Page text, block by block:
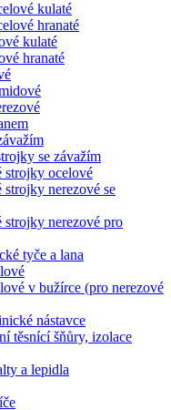
kulaté
hranaté
kulaté
hranaté
se závažím
strojky ocelové
nerezové se
nerezové pro
tyče a lana
v bužírce (pro nerezové
nástavce
těsnící šňůry, izolace
a lepidla